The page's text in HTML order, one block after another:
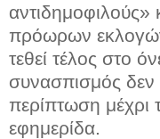
πρόωρων εκλογών
τεθεί τέλος στο
συνασπισμός δεν
περίπτωση μέχρι
εφημερίδα.